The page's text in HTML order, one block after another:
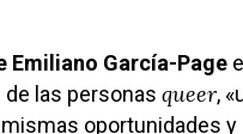
Emiliano García-Page
las personas queer,
oportunidades y